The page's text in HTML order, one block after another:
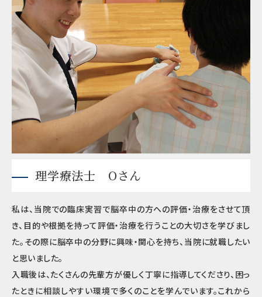
理学療法士 Oさん
私は、当院での臨床実習で脳卒中の方への評価・治療をさせて頂
き、目的や根拠を持って評価・治療を行うことの大切さを学びまし
た。その際に脳卒中の分野に興味・関心を持ち、当院に就職したい
と思いました。
入職後は、たくさんの先輩方が優しく丁寧に指導してくださり、困っ
たときに相談しやすい環境で多くのことを学んでいます。これから